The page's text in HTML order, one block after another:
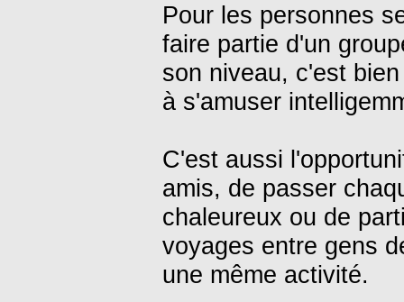
Pour les personnes
faire partie d'un
son niveau, c'est
à s'amuser
C'est aussi
amis, de passer
chaleureux ou de
voyages entre gens
une même activité.